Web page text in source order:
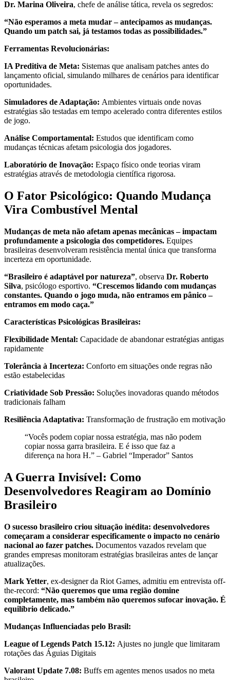
Dr. Marina Oliveira, chefe de análise tática, revela os segredos:
“Não esperamos a meta mudar – antecipamos as mudanças.
Quando um patch sai, já testamos todas as possibilidades.”
Ferramentas Revolucionárias:
IA Preditiva de Meta: Sistemas que analisam patches antes do
lançamento oficial, simulando milhares de cenários para identificar
oportunidades.
Simuladores de Adaptação: Ambientes virtuais onde novas
estratégias são testadas em tempo acelerado contra diferentes estilos
de jogo.
Análise Comportamental: Estudos que identificam como
mudanças técnicas afetam psicologia dos jogadores.
Laboratório de Inovação: Espaço físico onde teorias viram
estratégias através de metodologia científica rigorosa.
O Fator Psicológico: Quando Mudança
Vira Combustível Mental
Mudanças de meta não afetam apenas mecânicas – impactam
profundamente a psicologia dos competidores. Equipes
brasileiras desenvolveram resistência mental única que transforma
incerteza em oportunidade.
“Brasileiro é adaptável por natureza”, observa Dr. Roberto
Silva, psicólogo esportivo. “Crescemos lidando com mudanças
constantes. Quando o jogo muda, não entramos em pânico –
entramos em modo caça.”
Características Psicológicas Brasileiras:
Flexibilidade Mental: Capacidade de abandonar estratégias antigas
rapidamente
Tolerância à Incerteza: Conforto em situações onde regras não
estão estabelecidas
Criatividade Sob Pressão: Soluções inovadoras quando métodos
tradicionais falham
Resiliência Adaptativa: Transformação de frustração em motivação
“Vocês podem copiar nossa estratégia, mas não podem
copiar nossa garra brasileira. E é isso que faz a
diferença na hora H.” – Gabriel “Imperador” Santos
A Guerra Invisível: Como
Desenvolvedores Reagiram ao Domínio
Brasileiro
O sucesso brasileiro criou situação inédita: desenvolvedores
começaram a considerar especificamente o impacto no cenário
nacional ao fazer patches. Documentos vazados revelam que
grandes empresas monitoram estratégias brasileiras antes de lançar
atualizações.
Mark Yetter, ex-designer da Riot Games, admitiu em entrevista off-
the-record: “Não queremos que uma região domine
completamente, mas também não queremos sufocar inovação. É
equilíbrio delicado.”
Mudanças Influenciadas pelo Brasil:
League of Legends Patch 15.12: Ajustes no jungle que limitaram
rotações das Águias Digitais
Valorant Update 7.08: Buffs em agentes menos usados no meta